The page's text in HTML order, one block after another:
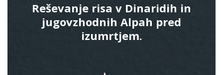
Reševanje risa v Dinaridih in
jugovzhodnih Alpah pred
izumrtjem.